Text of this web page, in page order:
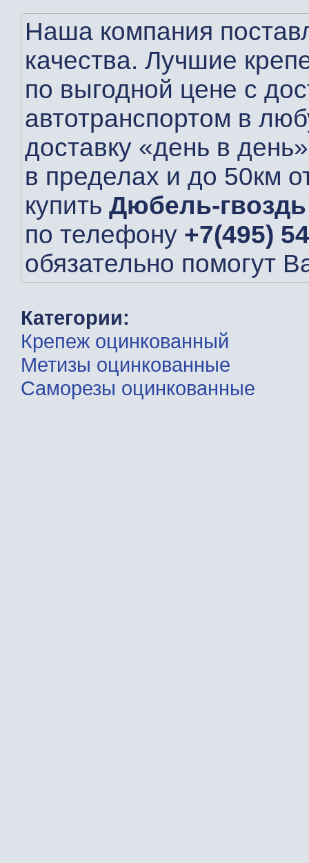
Наша компания
качества. Лучшие
по выгодной цене с
автотранспортом в
доставку «день в
в пределах и до 50км
купить Дюбель-гвоздь
по телефону +7(495)
обязательно помогут
Категории:
Крепеж оцинкованный
Метизы оцинкованные
Саморезы оцинкованные